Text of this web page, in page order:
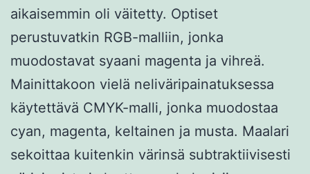
aikaisemmin oli väitetty. Optiset
perustuvatkin RGB-malliin, jonka
muodostavat syaani magenta ja vihreä.
Mainittakoon vielä neliväripainatuksessa
käytettävä CMYK-malli, jonka muodostaa
cyan, magenta, keltainen ja musta. Maalari
sekoittaa kuitenkin värinsä subtraktiivisesti